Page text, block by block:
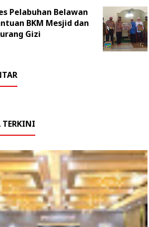
Pelabuhan Belawan
BKM Mesjid dan
Gizi
TERKINI